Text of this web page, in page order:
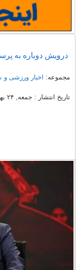
درویش دوباره به
مجموعه: اخبار ورزشی و
تاریخ انتشار : جمعه, ۲۴ بهمن ۱۴۰۴ ۱۱:۲۶